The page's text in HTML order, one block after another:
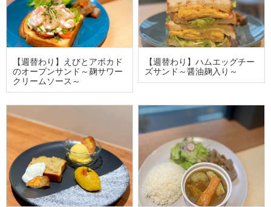
【週替わり】えびとアボカド
のオープンサンド～麹サワー
クリームソース～
【週替わり】ハムエッグチー
ズサンド～醤油麹入り～